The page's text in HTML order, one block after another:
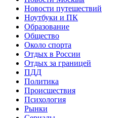
Новости путешествий
Ноутбуки и ПК
Образование
Общество
Около спорта
Отдых в России
Отдых за границей
ПДД
Политика
Происшествия
Психология
Рынки